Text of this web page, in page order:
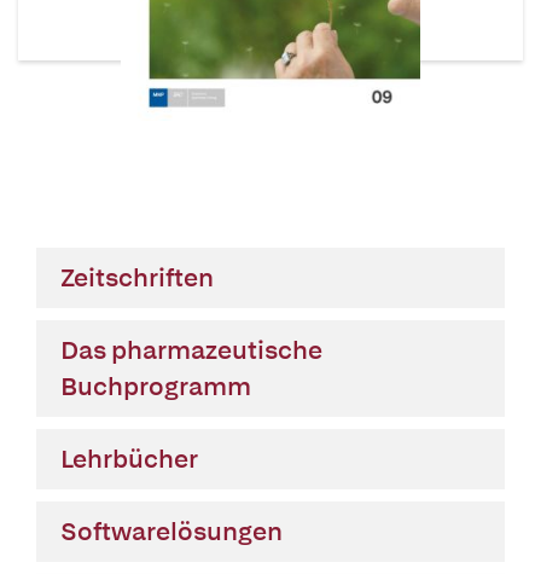
Zeitschriften
Das pharmazeutische
Buchprogramm
Lehrbücher
Softwarelösungen